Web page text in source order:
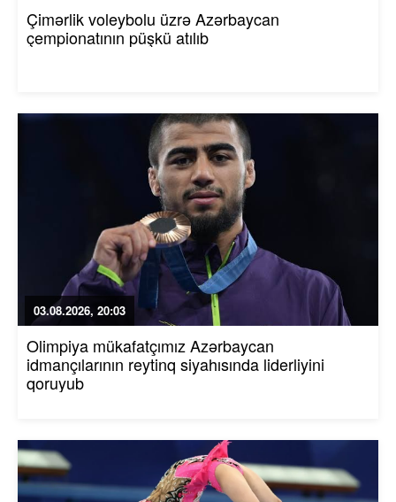
Çimərlik voleybolu üzrə Azərbaycan
çempionatının püşkü atılıb
03.08.2026, 20:03
Olimpiya mükafatçımız Azərbaycan
idmançılarının reytinq siyahısında liderliyini
qoruyub